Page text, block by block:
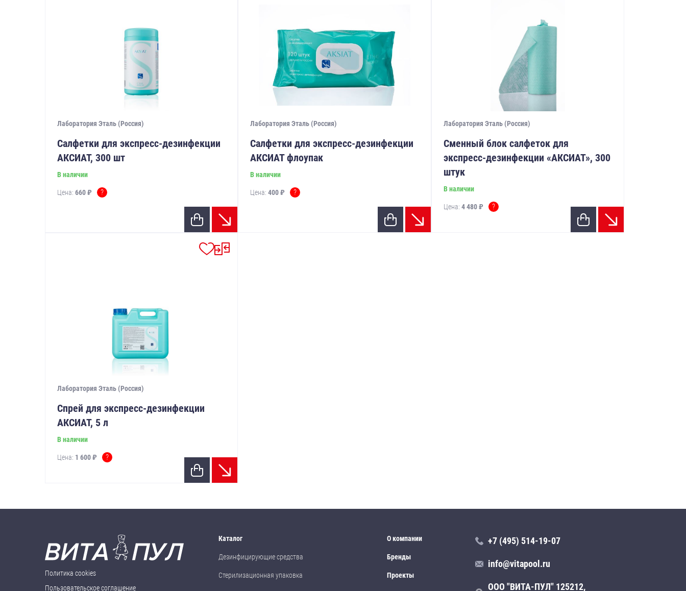
Лаборатория Эталь (Россия)
Салфетки для экспресс-дезинфекции
АКСИАТ, 300 шт
В наличии
Цена: 660 ₽ ?
Лаборатория Эталь (Россия)
Салфетки для экспресс-дезинфекции
АКСИАТ флоупак
В наличии
Цена:400 ₽ ?
Лаборатория Эталь (Россия)
Сменный блок салфеток для
экспресс-дезинфекции «АКСИАТ», 300
штук
В наличии
Цена: 4 480 ₽ ?
Лаборатория Эталь (Россия)
Спрей для экспресс-дезинфекции
АКСИАТ, 5 л
В наличии
Цена: 1 600 ₽ ?
Политика cookies
Пользовательское соглашение
Каталог
Дезинфицирующие средства
Стерилизационная упаковка
О компании
Бренды
Проекты
+7 (495) 514-19-07
info@vitapool.ru
ООО "ВИТА-ПУЛ" 125212,